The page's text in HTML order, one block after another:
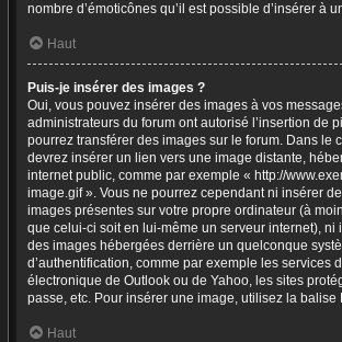
nombre d’émoticônes qu’il est possible d’insérer à
Haut
Puis-je insérer des images ?
Oui, vous pouvez insérer des images à vos
administrateurs du forum ont autorisé l’insertion de
pourrez transférer des images sur le forum. Dans le
devrez insérer un lien vers une image distante,
internet public, comme par exemple « http://
image.gif ». Vous ne pourrez cependant ni insérer
images présentes sur votre propre ordinateur (à
que celui-ci soit en lui-même un serveur internet), ni
des images hébergées derrière un quelconque
d’authentification, comme par exemple les services
électronique de Outlook ou de Yahoo, les sites
passe, etc. Pour insérer une image, utilisez la balise
Haut